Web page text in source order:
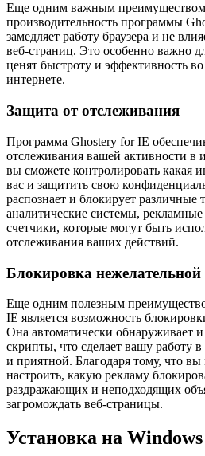
Еще одним важным преимуществом
производительность программы
замедляет работу браузера и не
веб-страниц. Это особенно важно
ценят быстроту и эффективность
интернете.
Защита от отслеживания
Программа Ghostery for IE
отслеживания вашей активности в
вы сможете контролировать какая
вас и защитить свою
распознает и блокирует различные
аналитические системы,
счетчики, которые могут быть
отслеживания ваших действий.
Блокировка
Еще одним полезным
IE является возможность
Она автоматически обнаруживает
скрипты, что сделает вашу работу
и приятной. Благодаря тому, что вы
настроить, какую рекламу
раздражающих и неподходящих
загромождать веб-страницы.
Установка на Windows